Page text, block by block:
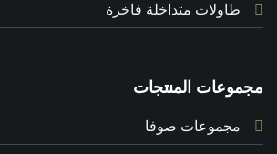
طاولات متداخلة فاخرة
مجموعات المنتجات
مجموعات صوفا